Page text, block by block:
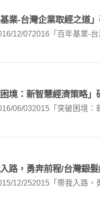
業-台灣企業取經之道
12/072016「百年基業-
境：新智慧經濟策略」
06/032015「突破困境
路，勇奔前程/台灣銀
12/252015「帶我入路